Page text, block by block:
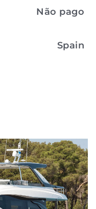
Não pago
Spain